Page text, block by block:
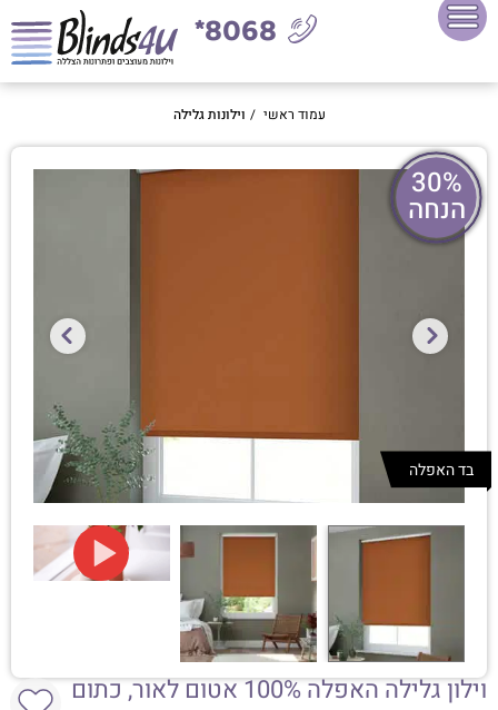
8068*
עמוד ראשי / וילונות גלילה
30%
הנחה
בד האפלה
וילון גלילה האפלה 100% אטום לאור, כתום